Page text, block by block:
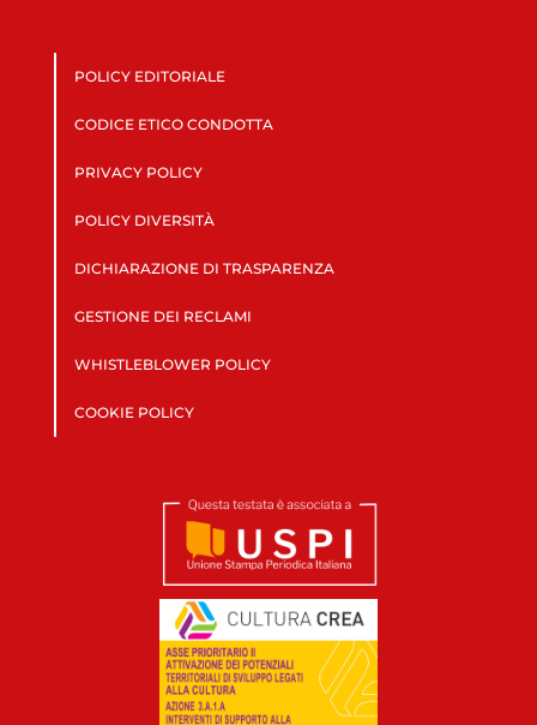
POLICY EDITORIALE
CODICE ETICO CONDOTTA
PRIVACY POLICY
POLICY DIVERSITÀ
DICHIARAZIONE DI TRASPARENZA
GESTIONE DEI RECLAMI
WHISTLEBLOWER POLICY
COOKIE POLICY